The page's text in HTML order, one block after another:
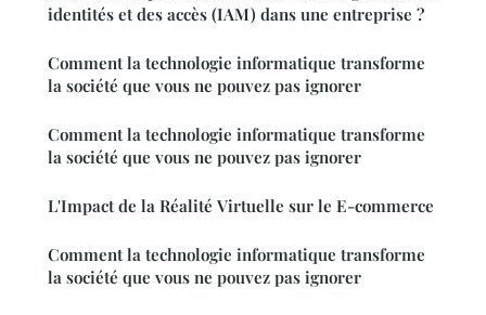
identités et des accès (IAM) dans une entreprise ?
Comment la technologie informatique transforme
la société que vous ne pouvez pas ignorer
Comment la technologie informatique transforme
la société que vous ne pouvez pas ignorer
L'Impact de la Réalité Virtuelle sur le E-commerce
Comment la technologie informatique transforme
la société que vous ne pouvez pas ignorer